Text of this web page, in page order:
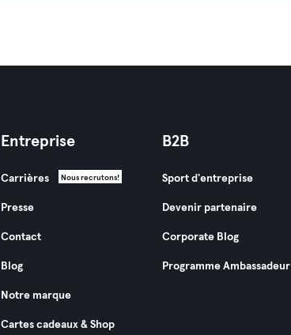
Entreprise
Carrières Nous recrutons!
Presse
Contact
Blog
Notre marque
Cartes cadeaux & Shop
B2B
Sport d'entreprise
Devenir partenaire
Corporate Blog
Programme Ambassadeur